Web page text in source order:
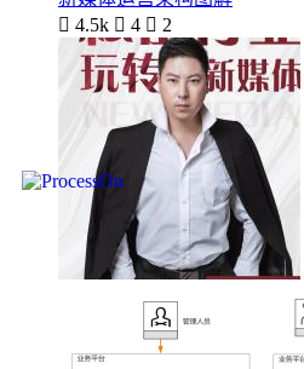
 4.5k  4  2